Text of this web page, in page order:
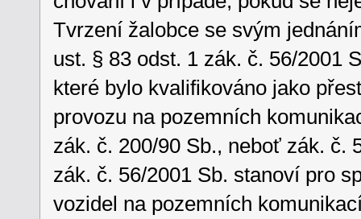
Tvrzení žalobce se svým
ust. § 83 odst. 1 zák. č. 56/2001
které bylo kvalifikováno jako
provozu na pozemních
zák. č. 200/90 Sb., neboť zák. č.
zák. č. 56/2001 Sb. stanoví pro
vozidel na pozemních